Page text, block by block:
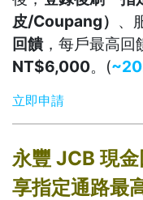
皮/Coupang） 、
回饋，每戶最高回
NT$6,000。(
立即申請
永豐 JCB 現
享指定通路最